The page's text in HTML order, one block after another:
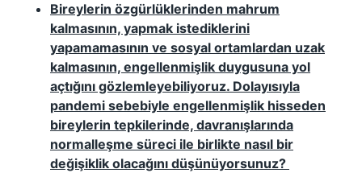
Bireylerin özgürlüklerinden mahrum
kalmasının, yapmak istediklerini
yapamamasının ve sosyal ortamlardan uzak
kalmasının, engellenmişlik duygusuna yol
açtığını gözlemleyebiliyoruz. Dolayısıyla
pandemi sebebiyle engellenmişlik hisseden
bireylerin tepkilerinde, davranışlarında
normalleşme süreci ile birlikte nasıl bir
değişiklik olacağını düşünüyorsunuz?